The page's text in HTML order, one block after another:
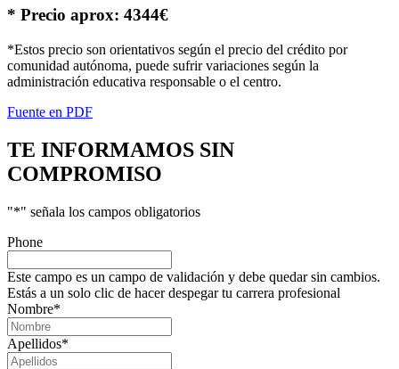
* Precio aprox: 4344€
*Estos precio son orientativos según el precio del crédito por
comunidad autónoma, puede sufrir variaciones según la
administración educativa responsable o el centro.
Fuente en PDF
TE INFORMAMOS SIN
COMPROMISO
"*" señala los campos obligatorios
Phone
Este campo es un campo de validación y debe quedar sin cambios.
Estás a un solo clic de hacer despegar tu carrera profesional
Nombre*
Apellidos*